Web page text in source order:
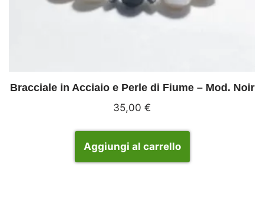
Bracciale in Acciaio e Perle di Fiume – Mod. Noir
35,00 €
Aggiungi al carrello